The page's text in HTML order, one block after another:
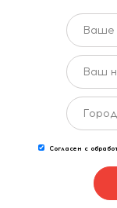
Согласен с